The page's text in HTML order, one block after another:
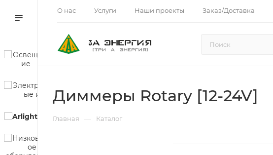
О нас Услуги Наши проекты Заказ/Доставка
Диммеры Rotary [12-24V]
Главная — Каталог